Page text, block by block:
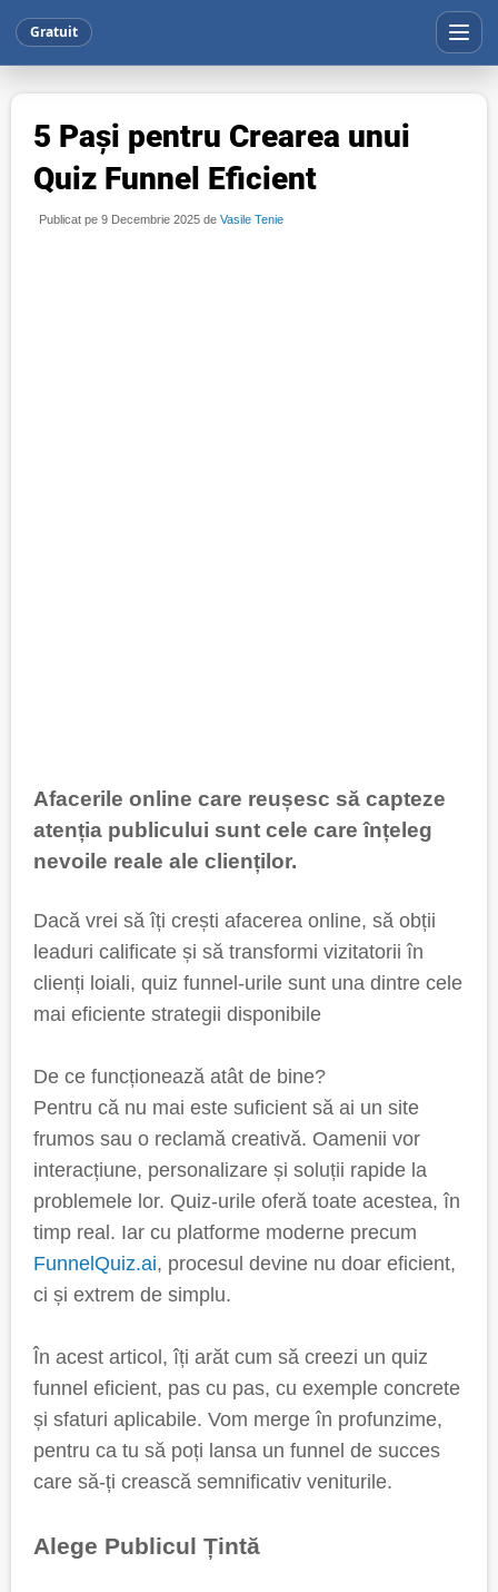
Gratuit
5 Pași pentru Crearea unui
Quiz Funnel Eficient
Publicat pe 9 Decembrie 2025 de Vasile Tenie
Afacerile online care reușesc să capteze
atenția publicului sunt cele care înțeleg
nevoile reale ale clienților.
Dacă vrei să îți crești afacerea online, să obții
leaduri calificate și să transformi vizitatorii în
clienți loiali, quiz funnel-urile sunt una dintre cele
mai eficiente strategii disponibile
De ce funcționează atât de bine?
Pentru că nu mai este suficient să ai un site
frumos sau o reclamă creativă. Oamenii vor
interacțiune, personalizare și soluții rapide la
problemele lor. Quiz-urile oferă toate acestea, în
timp real. Iar cu platforme moderne precum
FunnelQuiz.ai, procesul devine nu doar eficient,
ci și extrem de simplu.
În acest articol, îți arăt cum să creezi un quiz
funnel eficient, pas cu pas, cu exemple concrete
și sfaturi aplicabile. Vom merge în profunzime,
pentru ca tu să poți lansa un funnel de succes
care să-ți crească semnificativ veniturile.
Alege Publicul Țintă